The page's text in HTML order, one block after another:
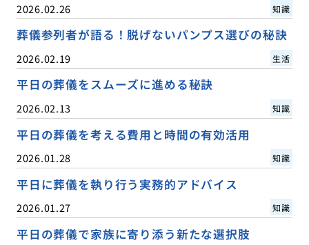
2026.02.26 知識
葬儀参列者が語る！脱げないパンプス選びの秘訣
2026.02.19 生活
平日の葬儀をスムーズに進める秘訣
2026.02.13 知識
平日の葬儀を考える費用と時間の有効活用
2026.01.28 知識
平日に葬儀を執り行う実務的アドバイス
2026.01.27 知識
平日の葬儀で家族に寄り添う新たな選択肢